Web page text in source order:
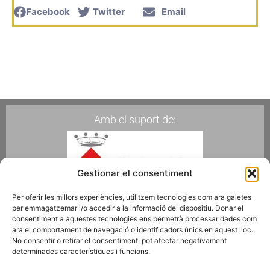
Gestionar el consentiment
Per oferir les millors experiències, utilitzem tecnologies com ara galetes
per emmagatzemar i/o accedir a la informació del dispositiu. Donar el
consentiment a aquestes tecnologies ens permetrà processar dades com
ara el comportament de navegació o identificadors únics en aquest lloc.
No consentir o retirar el consentiment, pot afectar negativament
determinades característiques i funcions.
Facebook Twitter Email
Amb el suport de:
Membres de: